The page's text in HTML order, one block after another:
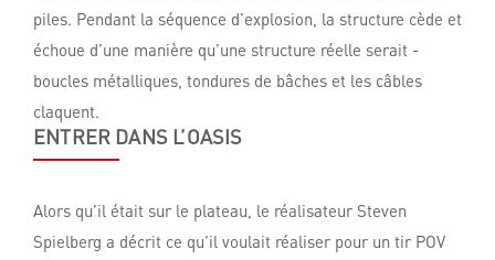
piles. Pendant la séquence d’explosion, la structure cède et
échoue d’une manière qu’une structure réelle serait -
boucles métalliques, tondures de bâches et les câbles
claquent.
ENTRER DANS L’OASIS
Alors qu’il était sur le plateau, le réalisateur Steven
Spielberg a décrit ce qu’il voulait réaliser pour un tir POV